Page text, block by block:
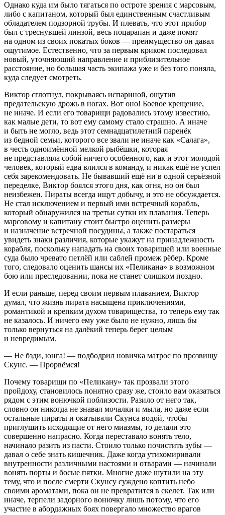
Однако куда им было тягаться по остроте зрения с марсовым,
либо с капитаном, который был единственным счастливым
обладателем подзорной трубы. И плевать, что этот прибор
был с треснувшей линзой, весь поцарапан и даже помят
на одном из своих покатых боков — преимущество он давал
ощутимое. Естественно, что за первым криком последовал
новый, уточняющий направление и приблизительное
расстояние, но большая часть экипажа уже и без того поняла,
куда следует смотреть.
Виктор сглотнул, покрываясь испариной, ощутив
предательскую дрожь в ногах. Вот оно! Боевое крещение,
не иначе. И если его товарищи радовались этому известию,
как малые дети, то вот ему самому стало страшно. А иначе
и быть не могло, ведь этот семнадцатилетний паренёк
из бедной семьи, которого все звали не иначе как «Салага»,
в честь одноимённой мелкой рыбёшки, которая
не представляла собой ничего особенного, как и этот молодой
человек, который едва влился в команду, и никак ещё не успел
себя зарекомендовать. Не бывавший ещё ни в одной серьёзной
переделке, Виктор боялся этого дня, как огня, но он был
неизбежен. Пираты всегда ищут добычу, и это не обсуждается.
Не стал исключением и первый ими встречный корабль,
который обнаружился на третьи сутки их плавания. Теперь
марсовому и капитану стоит быстро оценить размеры
и назначение встречной посудины, а также постараться
увидеть знаки различия, которые укажут на принадлежность
корабля, поскольку нападать на своих товарищей или военные
суда было чревато петлёй или саблей промеж рёбер. Кроме
того, следовало оценить шансы их «Пеликана» в возможном
бою или преследовании, пока не станет слишком поздно.
И если раньше, перед своим первым плаванием, Виктор
думал, что жизнь пирата насыщена приключениями,
романтикой и крепким духом товарищества, то теперь ему так
не казалось. И ничего ему уже было не нужно, лишь бы
только вернуться на далёкий теперь берег целым
и невредимым.
— Не бзди, юнга! — подбодрил новичка матрос по прозвищу
Скунс. — Прорвёмся!
Почему товарищи по «Пеликану» так прозвали этого
пройдоху, становилось понятно сразу же, стоило вам оказаться
рядом с этим вонючкой поблизости. Разило от него так,
словно он никогда не знавал мочалки и мыла, но даже если
остальные пираты и окатывали Скунса водой, чтобы
приглушить исходящие от него миазмы, то делали это
совершенно напрасно. Когда переставало вонять тело,
начинало разить из пасти. Стоило только почистить зубы —
давал о себе знать кишечник. Даже когда утихомиривали
внутренности различными настоями и отварами — начинали
вонять порты и босые пятки. Многие даже шутили на эту
тему, что и после смерти Скунсу суждено коптить небо
своими ароматами, пока он не превратится в скелет. Так или
иначе, терпели задорного вонючку лишь потому, что его
участие в абордажных боях повергало множество врагов